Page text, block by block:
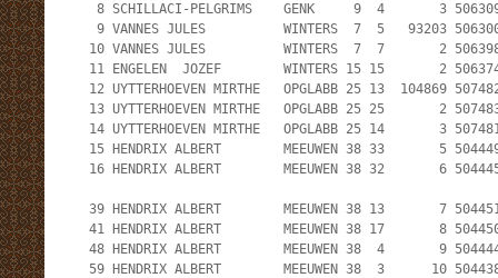
8 SCHILLACI-PELGRIMS    GENK     9  4
9 VANNES JULES          WINTERS  7  5
10 VANNES JULES          WINTERS  7  7
11 ENGELEN  JOZEF        WINTERS 15 15
12 UYTTERHOEVEN MIRTHE   OPGLABB 25 13
13 UYTTERHOEVEN MIRTHE   OPGLABB 25 25
14 UYTTERHOEVEN MIRTHE   OPGLABB 25 14
15 HENDRIX ALBERT        MEEUWEN 38 33
16 HENDRIX ALBERT        MEEUWEN 38 32       6
39 HENDRIX ALBERT        MEEUWEN 38 13
41 HENDRIX ALBERT        MEEUWEN 38 17
48 HENDRIX ALBERT        MEEUWEN 38  4
59 HENDRIX ALBERT        MEEUWEN 38  3